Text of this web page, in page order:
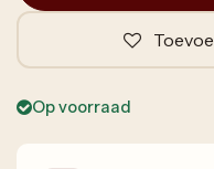
Op voorraad